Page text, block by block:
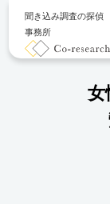
聞き込み調査の探偵
事務所
女